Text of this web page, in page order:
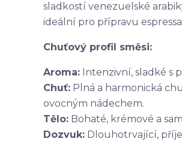
sladkostí venezuelské
ideální pro přípravu
Chuťový profil směsi:
Aroma: Intenzivní, sladké s
Chuť: Plná a harmonická
ovocným nádechem.
Tělo: Bohaté, krémové a
Dozvuk: Dlouhotrvající,